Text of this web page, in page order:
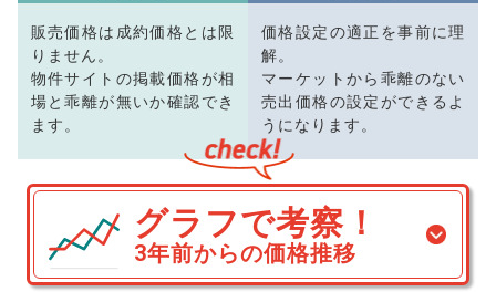
販売価格は成約価格とは限
りません。
物件サイトの掲載価格が相
場と乖離が無いか確認でき
ます。
価格設定の適正を事前に理
解。
マーケットから乖離のない
売出価格の設定ができるよ
うになります。
グラフで考察！
3年前からの価格推移